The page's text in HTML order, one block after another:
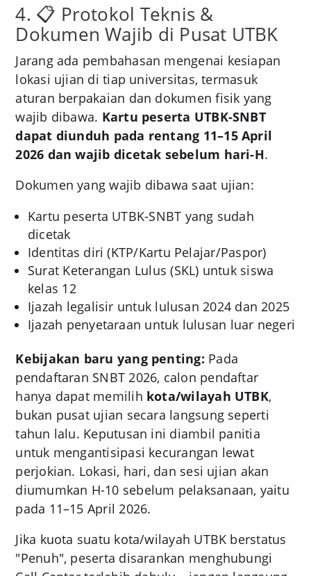
4. 📋 Protokol Teknis &
Dokumen Wajib di Pusat UTBK
Jarang ada pembahasan mengenai kesiapan
lokasi ujian di tiap universitas, termasuk
aturan berpakaian dan dokumen fisik yang
wajib dibawa. Kartu peserta UTBK-SNBT
dapat diunduh pada rentang 11–15 April
2026 dan wajib dicetak sebelum hari-H.
Dokumen yang wajib dibawa saat ujian:
Kartu peserta UTBK-SNBT yang sudah
dicetak
Identitas diri (KTP/Kartu Pelajar/Paspor)
Surat Keterangan Lulus (SKL) untuk siswa
kelas 12
Ijazah legalisir untuk lulusan 2024 dan 2025
Ijazah penyetaraan untuk lulusan luar negeri
Kebijakan baru yang penting: Pada
pendaftaran SNBT 2026, calon pendaftar
hanya dapat memilih kota/wilayah UTBK,
bukan pusat ujian secara langsung seperti
tahun lalu. Keputusan ini diambil panitia
untuk mengantisipasi kecurangan lewat
perjokian. Lokasi, hari, dan sesi ujian akan
diumumkan H-10 sebelum pelaksanaan, yaitu
pada 11–15 April 2026.
Jika kuota suatu kota/wilayah UTBK berstatus
"Penuh", peserta disarankan menghubungi